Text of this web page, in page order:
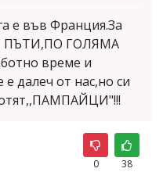
е във Франция.За
ПЪТИ,ПО ГОЛЯМА
време и
далеч от нас,но си
0 38